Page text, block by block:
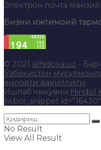
Электрон почта
Бизни ижтимоий
© 2021 alhidoya.uz -
Ўзбекистон
вилояти вакиллиги.
Ишлаб чиқувчи Hindol
[wbcr_snippet id="16430"]
No Result
View All Result